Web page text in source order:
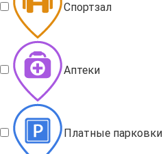
Спортзал
Аптеки
Платные парковки